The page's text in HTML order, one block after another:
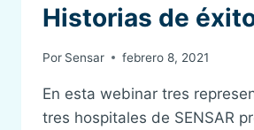
DE
CRISIS
ENTORNO
DE
ANESTESIOLOGÍA
Y
Historias de
Por Sensar febrero 8, 2021
En esta webinar tres
tres hospitales de SENSAR